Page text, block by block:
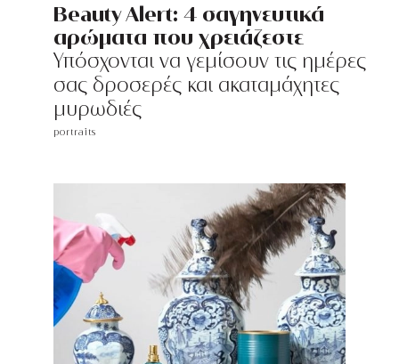
Beauty Alert: 4 σαγηνευτικά
αρώματα που χρειάζεστε
Υπόσχονται να γεμίσουν τις ημέρες
σας δροσερές και ακαταμάχητες
μυρωδιές
portraits